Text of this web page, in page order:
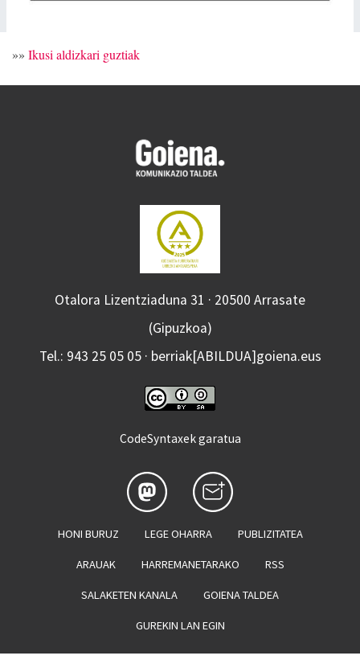
»» Ikusi aldizkari guztiak
Otalora Lizentziaduna 31 · 20500 Arrasate
(Gipuzkoa)
Tel.: 943 25 05 05 · berriak[ABILDUA]goiena.eus
CodeSyntaxek garatua
HONI BURUZ LEGE OHARRA PUBLIZITATEA
ARAUAK HARREMANETARAKO RSS
SALAKETEN KANALA GOIENA TALDEA
GUREKIN LAN EGIN